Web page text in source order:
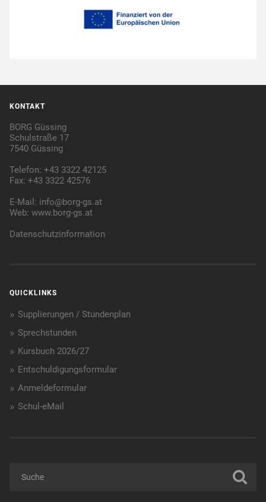
KONTAKT
BORG Güssing
Schulstraße 17
7540 Güssing
Telefon: +43 3322 42125
Fax: +43 3322 42576
E-Mail: info@borg-gs.at
Web:www.borg-gs.at
Datenschutzinformation
QUICKLINKS
Supplierungen / Stundenplan
Sprechstunden
Kursbuch 2026/27
Entschuldigungsformular
Anmeldeformular
Schul-eMail